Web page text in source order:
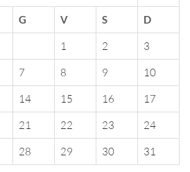
G V S D
1 2
3
7 8 9
10
14 15 16
17
21 22 23
24
28 29 30 31